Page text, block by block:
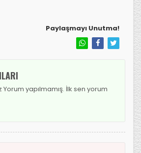
Paylaşmayı Unutma!
yapılmamış. İlk sen yorum